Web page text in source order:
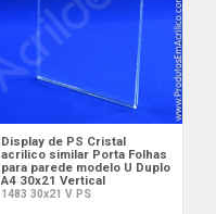
Display de PS Cristal
acrilico similar Porta Folhas
para parede modelo U Duplo
A4 30x21 Vertical
1483 30x21 V PS